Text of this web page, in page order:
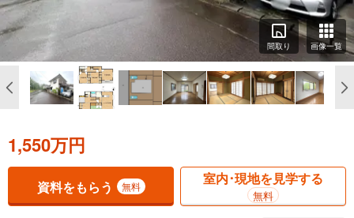
間取り 画像一覧
1,550万円
資料をもらう 無料 室内･現地を見学する
無料